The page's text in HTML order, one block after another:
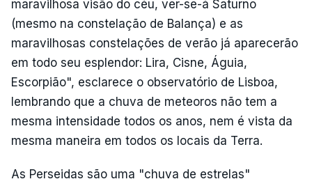
maravilhosa visão do céu, ver-se-á Saturno
(mesmo na constelação de Balança) e as
maravilhosas constelações de verão já aparecerão
em todo seu esplendor: Lira, Cisne, Águia,
Escorpião", esclarece o observatório de Lisboa,
lembrando que a chuva de meteoros não tem a
mesma intensidade todos os anos, nem é vista da
mesma maneira em todos os locais da Terra.
As Perseidas são uma "chuva de estrelas"